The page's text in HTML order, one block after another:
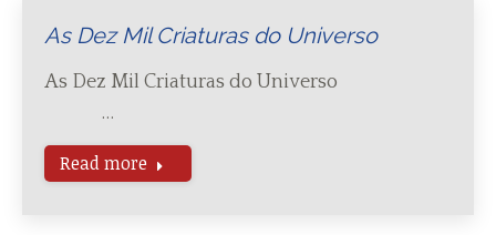
As Dez Mil Criaturas do Universo
As Dez Mil Criaturas do Universo
…
Read more